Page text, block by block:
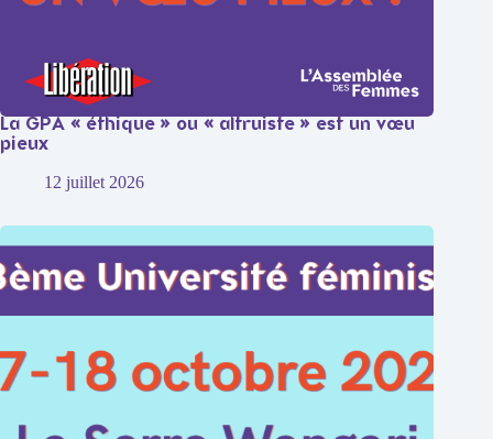
La GPA « éthique » ou « altruiste » est un vœu
pieux
12 juillet 2026